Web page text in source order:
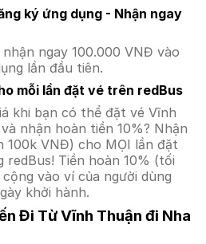
ký ứng dụng - Nhận ngay
ngay 100.000 VNĐ vào
lần đầu tiên.
mỗi lần đặt vé trên redBus
khi bạn có thể đặt vé Vĩnh
nhận hoàn tiền 10%? Nhận
100k VNĐ) cho MỌI lần đặt
redBus! Tiền hoàn 10% (tối
vào ví của người dùng
khởi hành.
Đi Từ Vĩnh Thuận đi Nha